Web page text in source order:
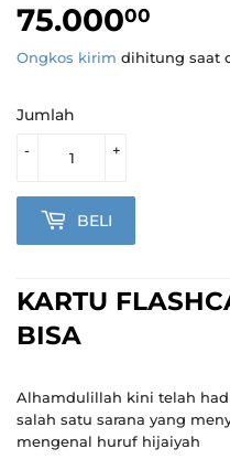
75.00000
Ongkos kirim dihitung saat
Jumlah
+
-
BELI
KARTU
BISA
Alhamdulillah kini telah
salah satu sarana yang
mengenal huruf hijaiyah